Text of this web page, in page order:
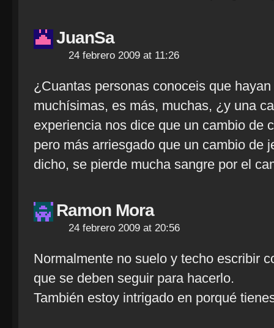
JuanSa
24 febrero 2009 at 11:26
¿Cuantas personas conoceis que
muchísimas, es más, muchas, ¿y una
experiencia nos dice que un cambio de
pero más arriesgado que un cambio de
dicho, se pierde mucha sangre por el
Ramon Mora
24 febrero 2009 at 20:56
Normalmente no suelo y techo escribir
que se deben seguir para hacerlo.
También estoy intrigado en porqué